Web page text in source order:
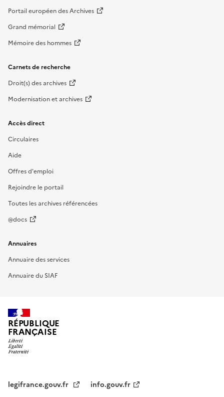
Portail européen des Archives
Grand mémorial
Mémoire des hommes
Carnets de recherche
Droit(s) des archives
Modernisation et archives
Accès direct
Circulaires
Aide
Offres d'emploi
Rejoindre le portail
Toutes les archives référencées
@docs
Annuaires
Annuaire des services
Annuaire du SIAF
RÉPUBLIQUE
FRANÇAISE
legifrance.gouv.fr info.gouv.fr